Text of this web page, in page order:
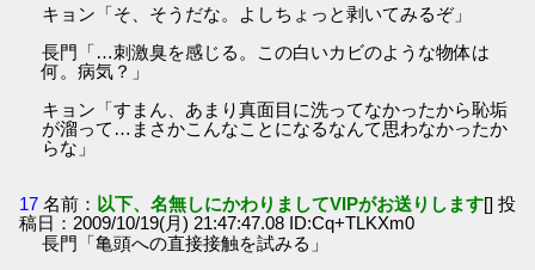
キョン「そ、そうだな。よしちょっと剥いてみるぞ」
長門「…刺激臭を感じる。この白いカビのような物体は
何。病気？」
キョン「すまん、あまり真面目に洗ってなかったから恥垢
が溜って…まさかこんなことになるなんて思わなかったか
らな」
17 名前： 以下、名無しにかわりましてVIPがお送りします[] 投
稿日：2009/10/19(月) 21:47:47.08 ID:Cq+TLKXm0
長門「亀頭への直接接触を試みる」